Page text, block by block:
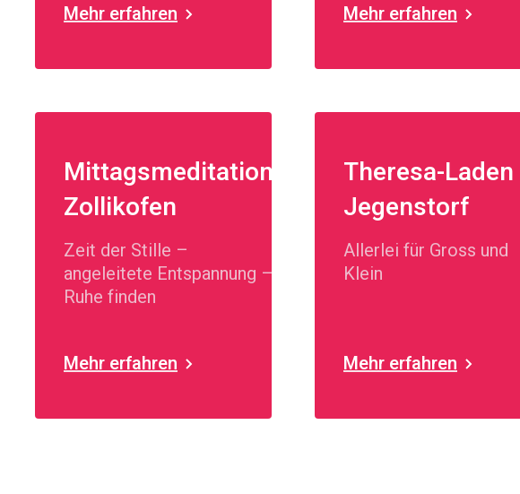
Mehr erfahren Mehr erfahren
Mittagsmeditation
Zollikofen
Zeit der Stille –
angeleitete Entspannung –
Ruhe finden
Mehr erfahren
Theresa-Laden
Jegenstorf
Allerlei für Gross und
Klein
Mehr erfahren